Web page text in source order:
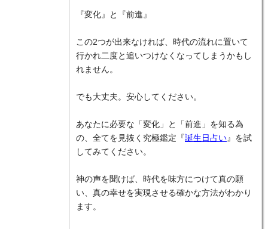
『変化』と『前進』
この2つが出来なければ、時代の流れに置いて
行かれ二度と追いつけなくなってしまうかもし
れません。
でも大丈夫。安心してください。
あなたに必要な「変化」と「前進」を知る為
の、全てを見抜く究極鑑定『誕生日占い 』を試
してみてください。
神の声を聞けば、時代を味方につけて真の願
い、真の幸せを実現させる確かな方法がわかり
ます。